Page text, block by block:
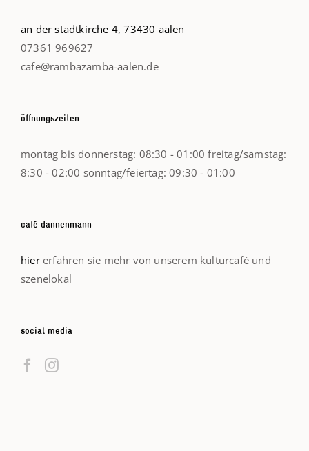
an der stadtkirche 4, 73430 aalen
07361 969627
cafe@rambazamba-aalen.de
öffnungszeiten
montag bis donnerstag: 08:30 - 01:00 freitag/samstag:
8:30 - 02:00 sonntag/feiertag: 09:30 - 01:00
ca­fé dannenmann
hiererfahren sie mehr von unserem kulturcafé und
szenelokal
social media